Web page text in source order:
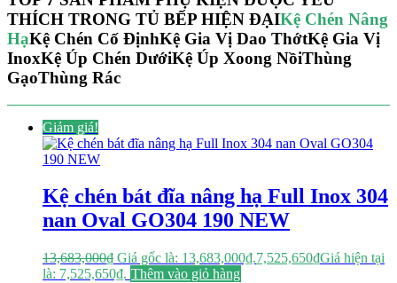
THÍCH TRONG TỦ BẾP HIỆN ĐẠIKệ Chén Nâng
HạKệ Chén Cố ĐịnhKệ Gia Vị Dao ThớtKệ Gia Vị
InoxKệ Úp Chén DướiKệ Úp Xoong NồiThùng
GạoThùng Rác
Giảm giá!
Kệ chén bát đĩa nâng hạ Full Inox 304
nan Oval GO304 190 NEW
13,683,000₫ Giá gốc là: 13,683,000₫.7,525,650₫Giá hiện tại
là: 7,525,650₫. Thêm vào giỏ hàng